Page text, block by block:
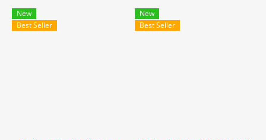
0926568846 / 0982539956
LINE@ : @ptiglobal
0926568846 / 0982539956
LINE@ : @ptiglobal
New
Best Seller
New
Best Seller